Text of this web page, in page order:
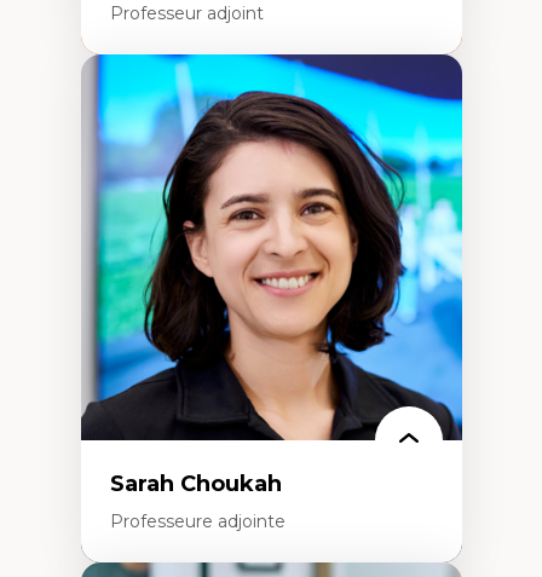
Professeur adjoint
Expertises
Théories du développement
Économie politique comparée
Élites économiques
Sociologie économique
Extractivisme
Classes sociales
Mouvements sociaux
Théories de l’État
Sarah Choukah
Professeure adjointe